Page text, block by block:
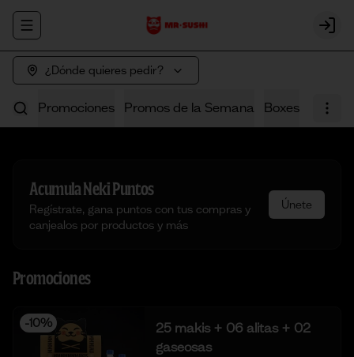
Abrir menu de navegación Login
¿Dónde quieres pedir?
Promociones Promos de la Semana Boxes Poke
AcumulaNeki Puntos
Regístrate, gana puntos con tus compras y
canjealos por productos y más
Únete
Promociones
-10%
25 makis + 06 alitas + 02
gaseosas